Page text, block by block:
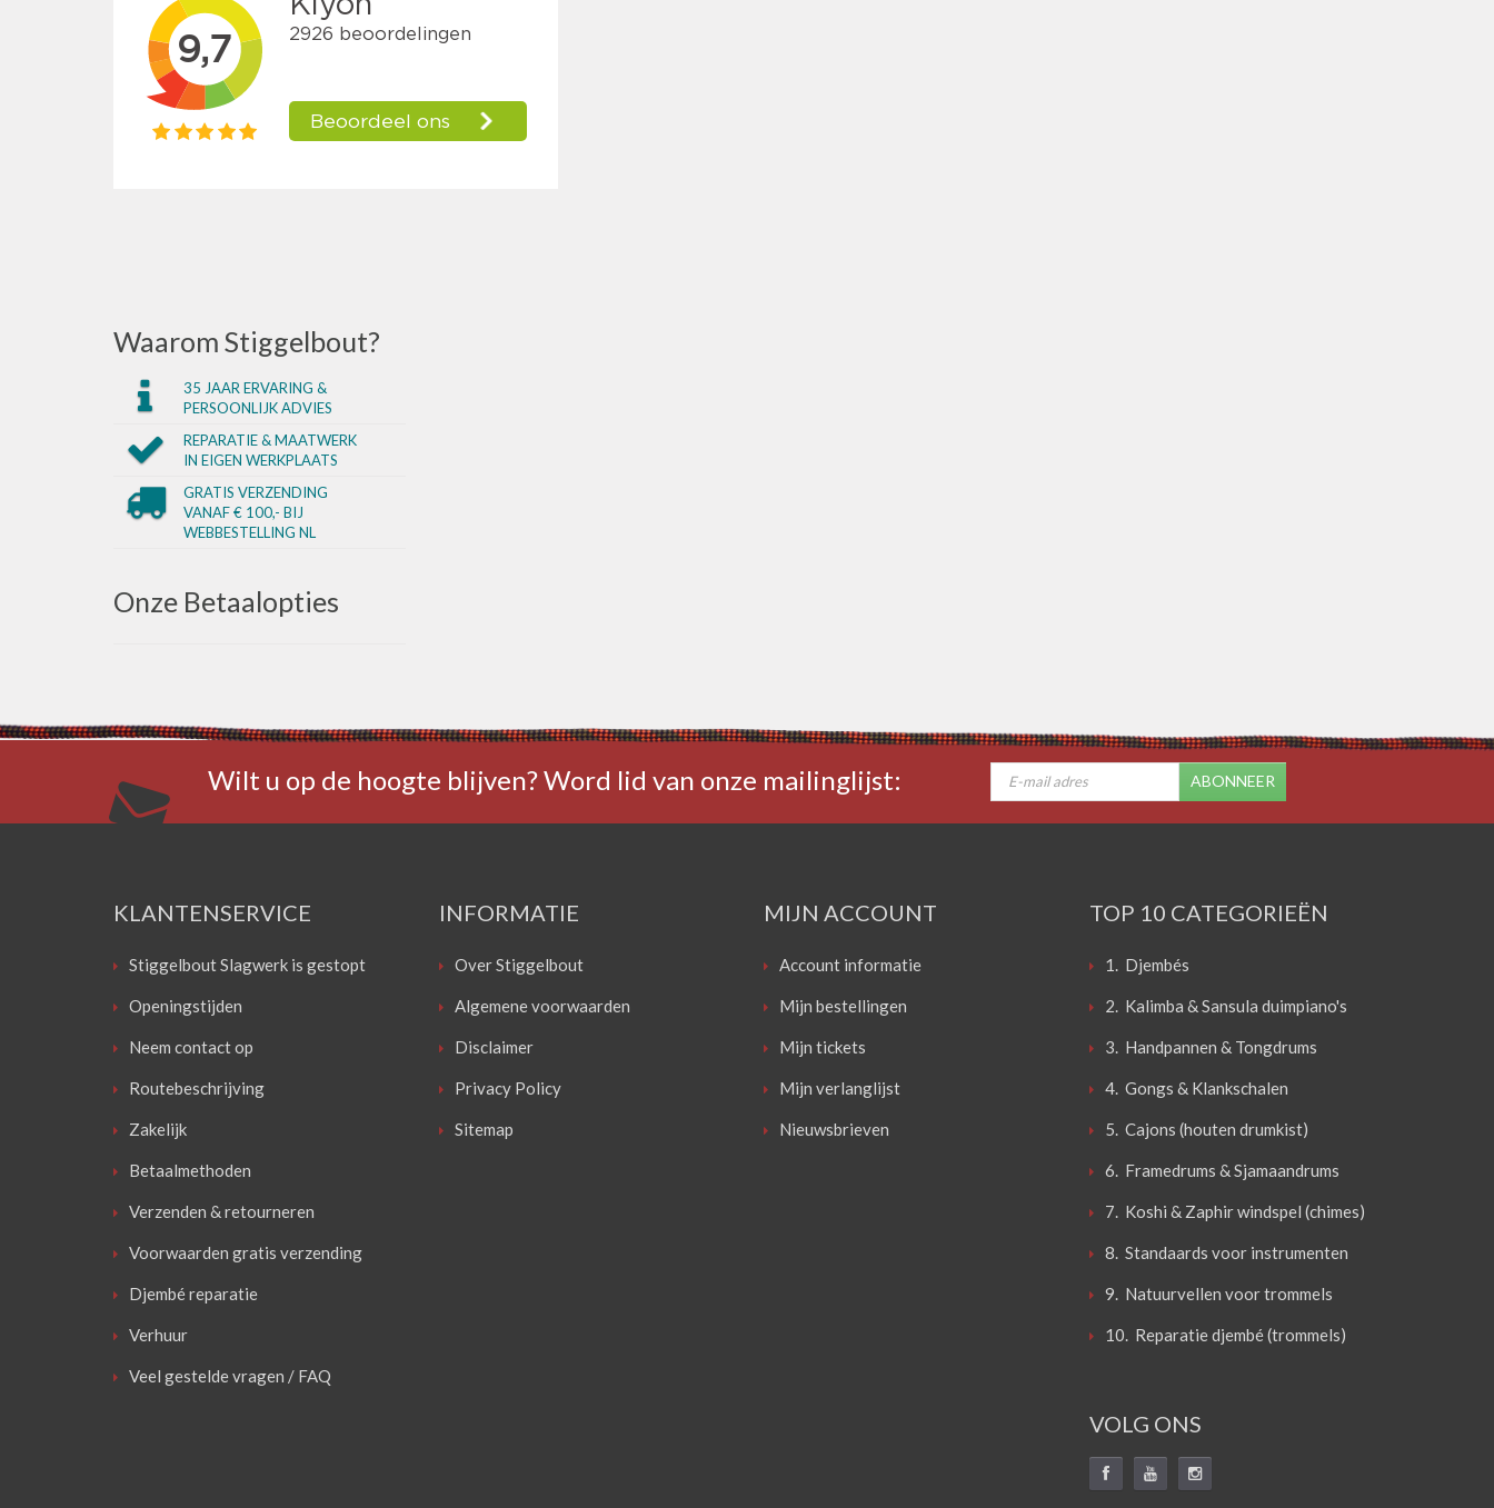
Waarom Stiggelbout?
35 JAAR ERVARING &
PERSOONLIJK ADVIES
REPARATIE & MAATWERK
IN EIGEN WERKPLAATS
GRATIS VERZENDING
VANAF € 100,- BIJ
WEBBESTELLING NL
Onze Betaalopties
Wilt u op de hoogte blijven? Word lid van onze mailinglijst: ABONNEER
KLANTENSERVICE
Stiggelbout Slagwerk is gestopt
Openingstijden
Neem contact op
Routebeschrijving
Zakelijk
Betaalmethoden
Verzenden & retourneren
Voorwaarden gratis verzending
Djembé reparatie
Verhuur
Veel gestelde vragen / FAQ
INFORMATIE
Over Stiggelbout
Algemene voorwaarden
Disclaimer
Privacy Policy
Sitemap
MIJN ACCOUNT
Account informatie
Mijn bestellingen
Mijn tickets
Mijn verlanglijst
Nieuwsbrieven
TOP 10 CATEGORIEËN
1. Djembés
2. Kalimba & Sansula duimpiano's
3. Handpannen & Tongdrums
4. Gongs & Klankschalen
5. Cajons (houten drumkist)
6. Framedrums & Sjamaandrums
7. Koshi & Zaphir windspel (chimes)
8. Standaards voor instrumenten
9. Natuurvellen voor trommels
10. Reparatie djembé (trommels)
VOLG ONS